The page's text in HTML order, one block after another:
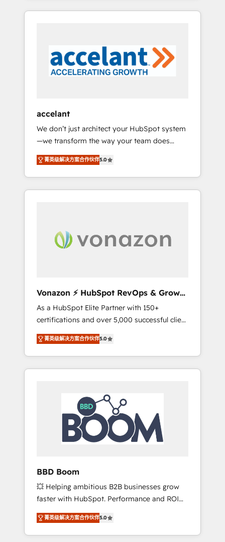
CRM..? Migrate | seamlessly off your old CRM
our in-house "HubScrub" Tool.
HubSpot into a genuine growth engine.
5 partners worldwide, and with over 15 years
in the ecosystem, Huble has built a track
record that speaks for itself. One company,
Singapore, and South Africa. Certified
compliant with ISO/IEC 27001:2022 and ISO
9001:2015 across all seven international
offices and 175+ employees.
accelant
We don’t just architect your HubSpot system
—we transform the way your team does
business. As an Elite HubSpot Solutions
Partner, we specialize in creating tailored,
end-to-end CRM solutions that accelerate
growth, improve operational efficiency, and
time to deeply understand your unique
needs, crafting custom strategies that deliver
responsiveness, and ongoing support, we
equip your team to adopt new systems with
confidence and achieve a unified, data-
driven approach to customer engagement.
菁英级解决方案合作伙伴5.0
Vonazon ⚡ HubSpot RevOps & Growth
Strategy Experts
As a HubSpot Elite Partner with 150+
certifications and over 5,000 successful client
engagements, Vonazon turns marketing
complexity into measurable, scalable growth.
From onboarding to enterprise-grade
campaigns, our in-house team builds scalable
HubSpot Integration & Optimization •
Seamless CRM, CMS, and automation setup •
Complex platform migrations and data
cleanups • Custom APIs and third-party
integrations 📈 End-to-End Revenue
tools and CRM optimization • Retention
strategies with customer journey mapping 🏅
Elite-Level HubSpot Execution • 750+
onboardings and 2,000+ implementations •
Deep expertise across marketing, sales, and
service hubs • Built-in flexibility for startups
菁英级解决方案合作伙伴5.0
BBD Boom
💥 Helping ambitious B2B businesses grow
faster with HubSpot. Performance and ROI
focused. 💥 BBD Boom is the HubSpot
partner that can help you to HubSpot Better.
We work with your teams to solve all your
菁英级解决方案合作伙伴5.0